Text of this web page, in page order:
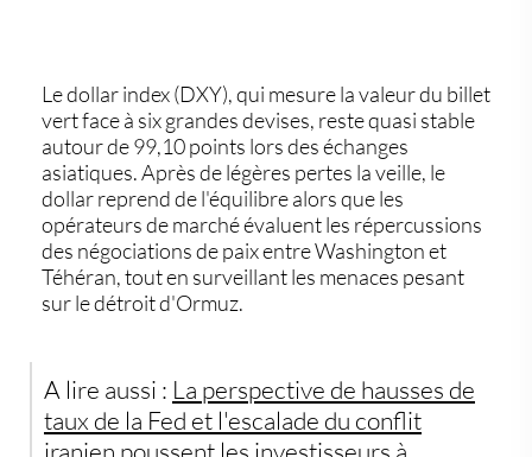
Le dollar index (DXY), qui mesure la valeur du billet
vert face à six grandes devises, reste quasi stable
autour de 99,10 points lors des échanges
asiatiques. Après de légères pertes la veille, le
dollar reprend de l'équilibre alors que les
opérateurs de marché évaluent les répercussions
des négociations de paix entre Washington et
Téhéran, tout en surveillant les menaces pesant
sur le détroit d'Ormuz.
A lire aussi : La perspective de hausses de
taux de la Fed et l'escalade du conflit